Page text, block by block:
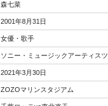
森七菜
2001年8月31日
女優・歌手
ソニー・ミュージックアーティスツ
2021年3月30日
ZOZOマリンスタジアム